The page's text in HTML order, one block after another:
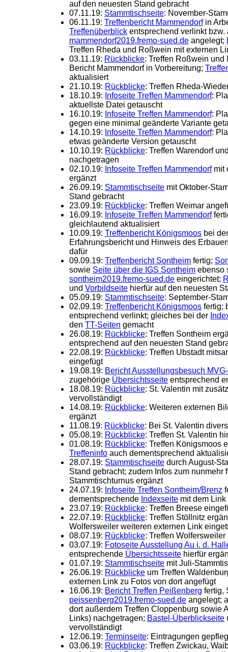
auf den neuesten Stand gebracht
07.11.19: Stammtischseite: November-
06.11.19: Treffenbericht Mammendorfin
Treffenüberblick entsprechend verlinkt
mammendorf2019.fremo-sued.de angelegt;
Treffen Rheda und Roßwein mit externen
03.11.19: Rückblicke: Treffen Roßwein und
Bericht Mammendorf in Vorbereitung;
aktualisiert
21.10.19: Rückblicke: Treffen Rheda-
18.10.19: Infoseite Treffen Mammendorf:
aktuellste Datei getauscht
16.10.19: Infoseite Treffen Mammendorf:
gegen eine minimal geänderte Variante
14.10.19: Infoseite Treffen Mammendorf:
etwas geänderte Version getauscht
10.10.19: Rückblicke: Treffen Warendorf
nachgetragen
02.10.19: Infoseite Treffen Mammendorfmit
ergänzt
26.09.19: Stammtischseite mit Oktober-
Stand gebracht
23.09.19: Rückblicke: Treffen Weimar
16.09.19: Infoseite Treffen Mammendorf
gleichlautend aktualisiert
10.09.19: Treffenbericht Königsmoos bei
Erfahrungsbericht und Hinweis des
dafür
09.09.19: Treffenbericht Sontheim fertig;
sowie Seite über die IGS Sontheim ebenso
sontheim2019.fremo-sued.de eingerichtet;
und Vorbildseite hierfür auf den neuesten
05.09.19: Stammtischseite: September-
02.09.19: Treffenbericht Königsmoos fertig;
entsprechend verlinkt; gleiches bei der
den TT-Seiten gemacht
26.08.19: Rückblicke: Treffen Sontheim
entsprechend auf den neuesten Stand
22.08.19: Rückblicke: Treffen Ubstadt
eingefügt
19.08.19: Bericht Ausstellungsbesuch
zugehörige Übersichtsseite entsprechend
18.08.19: Rückblicke: St. Valentin mit
vervollständigt
14.08.19: Rückblicke: Weiteren externen
ergänzt
11.08.19: Rückblicke: Bei St. Valentin
05.08.19: Rückblicke: Treffen St. Valentin
01.08.19: Rückblicke: Treffen Königsmoos
Treffeninfo auch dementsprechend
28.07.19: Stammtischseite durch August-
Stand gebracht; zudem Infos zum nunmehr
Stammtischturnus ergänzt
24.07.19: Infoseite Treffen Sontheim/Brenz
dementsprechende Indexseite mit dem
23.07.19: Rückblicke: Treffen Breese
22.07.19: Rückblicke: Treffen Stöllnitz
Wolfersweiler weiteren externen Link
08.07.19: Rückblicke: Treffen
03.07.19: Fotoseite Ausstellung Au i. d.
entsprechende Übersichtsseite hierfür
01.07.19: Stammtischseite mit Juli-
26.06.19: Rückblicke um Treffen
externen Link zu Fotos von dort angefügt
16.06.19: Bericht Treffen Peißenberg fertig,
peissenberg2019.fremo-sued.de angelegt;
dort außerdem Treffen Cloppenburg sowie
Links) nachgetragen; Bastel-Überblickseite
vervollständigt
12.06.19: Terminseite: Eintragungen
03.06.19: Rückblicke: Treffen Zwickau,